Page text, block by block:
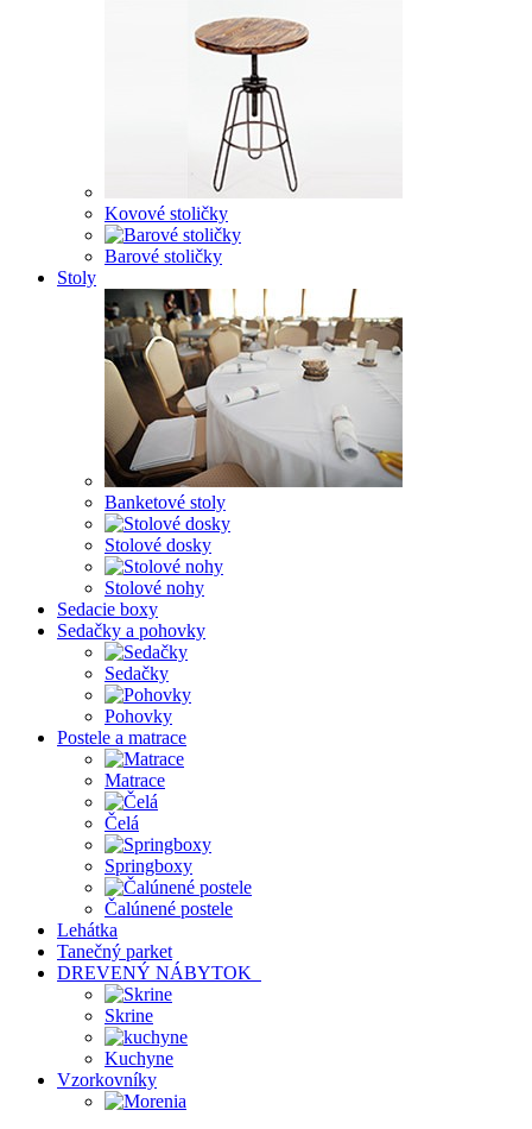
Kovové stoličky
Barové stoličky
Stoly
Banketové stoly
Stolové dosky
Stolové nohy
Sedacie boxy
Sedačky a pohovky
Sedačky
Pohovky
Postele a matrace
Matrace
Čelá
Springboxy
Čalúnené postele
Lehátka
Tanečný parket
DREVENÝ NÁBYTOK
Skrine
Kuchyne
Vzorkovníky